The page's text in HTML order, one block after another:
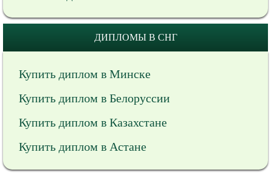
ДИПЛОМЫ В СНГ
Купить диплом в Минске
Купить диплом в Белоруссии
Купить диплом в Казахстане
Купить диплом в Астане